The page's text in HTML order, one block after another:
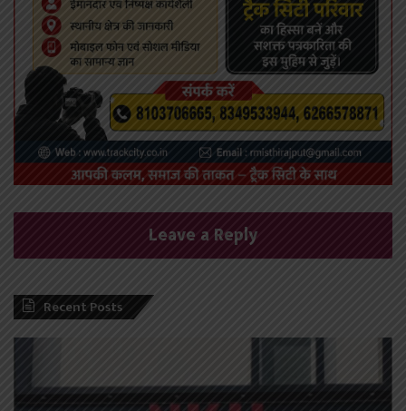
Leave a Reply
Recent Posts